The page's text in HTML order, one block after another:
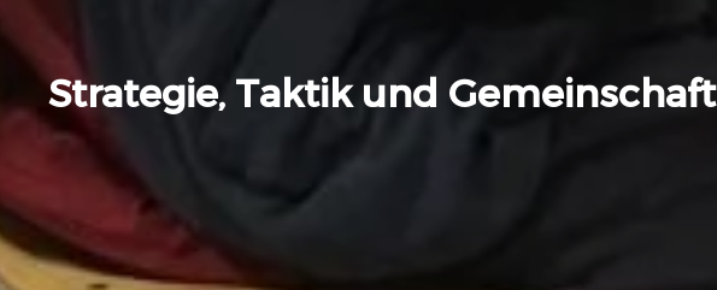
Strategie, Taktik und Gemeinschaft